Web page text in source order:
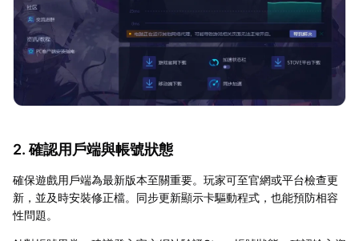
2. 確認用戶端與帳號狀態
確保遊戲用戶端為最新版本至關重要。玩家可至官網或平台檢查更
新，並及時安裝修正檔。同步更新顯示卡驅動程式，也能預防相容
性問題。